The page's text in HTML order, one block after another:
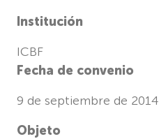
Institución
ICBF
Fecha de convenio
9 de septiembre de 2014
Objeto